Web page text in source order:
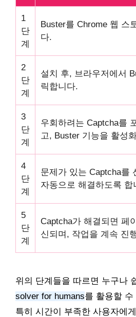
1
단
계
Buster를 Chrome 웹 스
다.
2
단
계
설치 후, 브라우저에서
릭합니다.
3
단
계
우회하려는 Captcha를
고, Buster 기능을 활성
4
단
계
문제가 있는 Captcha를
자동으로 해결하도록 합
5
단
계
Captcha가 해결되면 페
신되며, 작업을 계속 진
위의 단계들을 따르면 누구나
solver for humans를 활용할
특히 시간이 부족한 사용자에